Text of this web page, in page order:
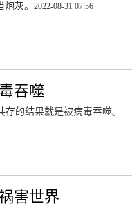
炮灰。2022-08-31 07:56
吞噬
的结果就是被病毒吞噬。
害世界